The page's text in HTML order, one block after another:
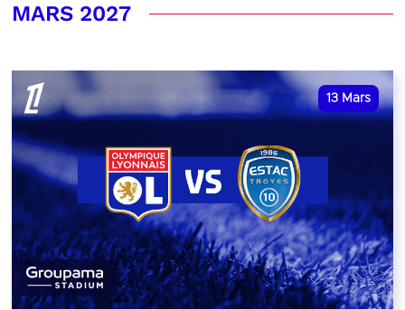
MARS 2027
13 Mars